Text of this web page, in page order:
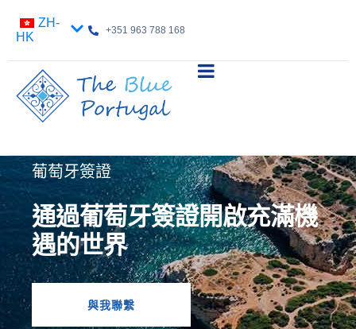
ZH-
HK
+351 963 788 168
葡萄牙簽證
通過葡萄牙簽證開啟充滿機
遇的世界
與我聯繫